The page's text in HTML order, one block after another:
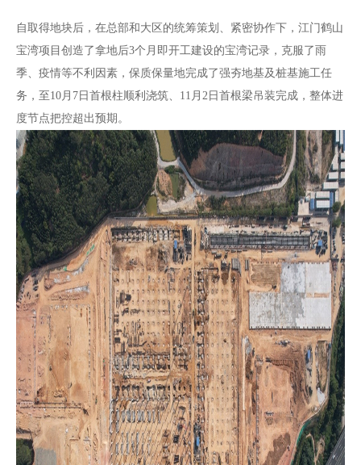
自取得地块后，在总部和大区的统筹策划、紧密协作下，江门鹤山
宝湾项目创造了拿地后3个月即开工建设的宝湾记录，克服了雨
季、疫情等不利因素，保质保量地完成了强夯地基及桩基施工任
务，至10月7日首根柱顺利浇筑、11月2日首根梁吊装完成，整体进
度节点把控超出预期。